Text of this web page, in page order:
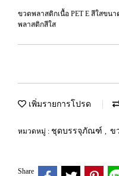
ขวดพลาสติกเนื้อ PET E สีใสขนา
พลาสติกสีใส
เพิ่มรายการโปรด
หมวดหมู่ : ชุดบรรจุภัณฑ์ , ข
Share